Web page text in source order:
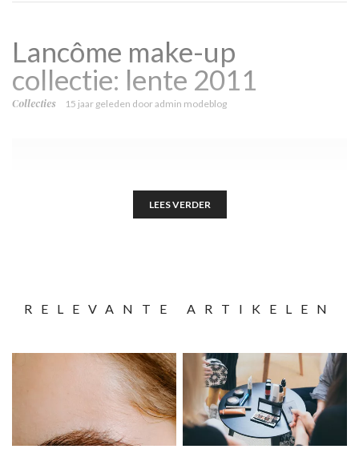
Lancôme make-up
collectie: lente 2011
Collecties 15 jaar geleden dooradmin modeblog
LEES VERDER
RELEVANTE ARTIKELEN